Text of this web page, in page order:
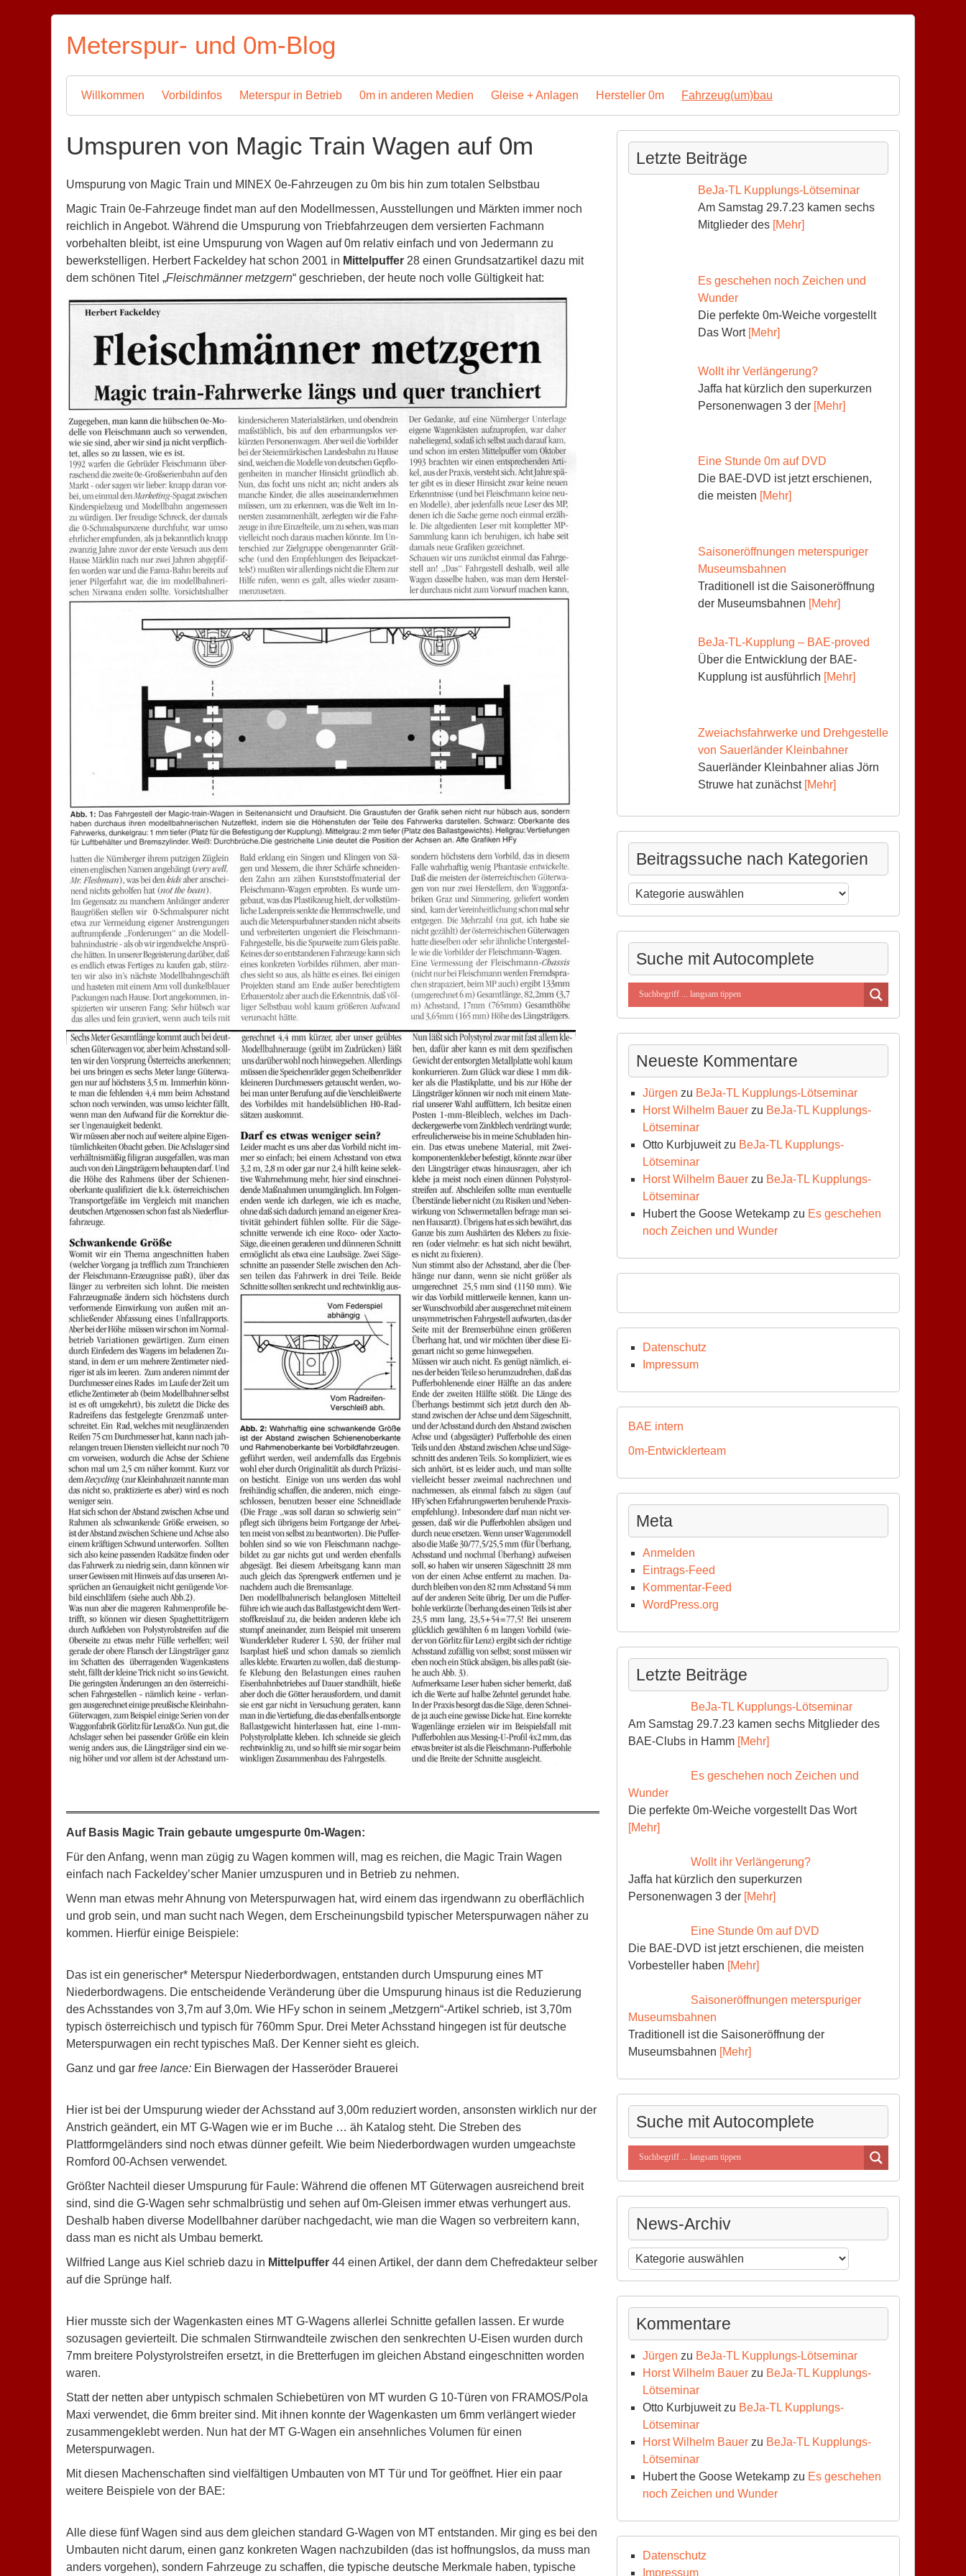
Meterspur- und 0m-Blog
Willkommen Vorbildinfos Meterspur in Betrieb 0m in anderen Medien Gleise + Anlagen Hersteller 0m Fahrzeug(um)bau
Umspuren von Magic Train Wagen auf 0m
Umspurung von Magic Train und MINEX 0e-Fahrzeugen zu 0m bis hin zum totalen Selbstbau
Magic Train 0e-Fahrzeuge findet man auf den Modellmessen, Ausstellungen und Märkten immer noch
reichlich in Angebot. Während die Umspurung von Triebfahrzeugen dem versierten Fachmann
vorbehalten bleibt, ist eine Umspurung von Wagen auf 0m relativ einfach und von Jedermann zu
bewerkstelligen. Herbert Fackeldey hat schon 2001 in Mittelpuffer 28 einen Grundsatzartikel dazu mit
dem schönen Titel „Fleischmänner metzgern“ geschrieben, der heute noch volle Gültigkeit hat:
Auf Basis Magic Train gebaute umgespurte 0m-Wagen:
Für den Anfang, wenn man zügig zu Wagen kommen will, mag es reichen, die Magic Train Wagen
einfach nach Fackeldey’scher Manier umzuspuren und in Betrieb zu nehmen.
Wenn man etwas mehr Ahnung von Meterspurwagen hat, wird einem das irgendwann zu oberflächlich
und grob sein, und man sucht nach Wegen, dem Erscheinungsbild typischer Meterspurwagen näher zu
kommen. Hierfür einige Beispiele:
Das ist ein generischer* Meterspur Niederbordwagen, entstanden durch Umspurung eines MT
Niederbordwagens. Die entscheidende Veränderung über die Umspurung hinaus ist die Reduzierung
des Achsstandes von 3,7m auf 3,0m. Wie HFy schon in seinem „Metzgern“-Artikel schrieb, ist 3,70m
typisch österreichisch und typisch für 760mm Spur. Drei Meter Achsstand hingegen ist für deutsche
Meterspurwagen ein recht typisches Maß. Der Kenner sieht es gleich.
Ganz und gar free lance: Ein Bierwagen der Hasseröder Brauerei
Hier ist bei der Umspurung wieder der Achsstand auf 3,00m reduziert worden, ansonsten wirklich nur der
Anstrich geändert, ein MT G-Wagen wie er im Buche … äh Katalog steht. Die Streben des
Plattformgeländers sind noch etwas dünner gefeilt. Wie beim Niederbordwagen wurden umgeachste
Romford 00-Achsen verwendet.
Größter Nachteil dieser Umspurung für Faule: Während die offenen MT Güterwagen ausreichend breit
sind, sind die G-Wagen sehr schmalbrüstig und sehen auf 0m-Gleisen immer etwas verhungert aus.
Deshalb haben diverse Modellbahner darüber nachgedacht, wie man die Wagen so verbreitern kann,
dass man es nicht als Umbau bemerkt.
Wilfried Lange aus Kiel schrieb dazu in Mittelpuffer 44 einen Artikel, der dann dem Chefredakteur selber
auf die Sprünge half.
Hier musste sich der Wagenkasten eines MT G-Wagens allerlei Schnitte gefallen lassen. Er wurde
sozusagen gevierteilt. Die schmalen Stirnwandteile zwischen den senkrechten U-Eisen wurden durch
7mm breitere Polystyrolstreifen ersetzt, in die Bretterfugen im gleichen Abstand eingeschnitten worden
waren.
Statt der netten aber untypisch schmalen Schiebetüren von MT wurden G 10-Türen von FRAMOS/Pola
Maxi verwendet, die 6mm breiter sind. Mit ihnen konnte der Wagenkasten um 6mm verlängert wieder
zusammengeklebt werden. Nun hat der MT G-Wagen ein ansehnliches Volumen für einen
Meterspurwagen.
Mit diesen Machenschaften sind vielfältigen Umbauten von MT Tür und Tor geöffnet. Hier ein paar
weitere Beispiele von der BAE:
Alle diese fünf Wagen sind aus dem gleichen standard G-Wagen von MT entstanden. Mir ging es bei den
Umbauten nicht darum, einen ganz konkreten Wagen nachzubilden (das ist hoffnungslos, da muss man
anders vorgehen), sondern Fahrzeuge zu schaffen, die typische deutsche Merkmale haben, typische
Letzte Beiträge
BeJa-TL Kupplungs-Lötseminar
Am Samstag 29.7.23 kamen sechs
Mitglieder des [Mehr]
Es geschehen noch Zeichen und
Wunder
Die perfekte 0m-Weiche vorgestellt
Das Wort [Mehr]
Wollt ihr Verlängerung?
Jaffa hat kürzlich den superkurzen
Personenwagen 3 der [Mehr]
Eine Stunde 0m auf DVD
Die BAE-DVD ist jetzt erschienen,
die meisten [Mehr]
Saisoneröffnungen meterspuriger
Museumsbahnen
Traditionell ist die Saisoneröffnung
der Museumsbahnen [Mehr]
BeJa-TL-Kupplung – BAE-proved
Über die Entwicklung der BAE-
Kupplung ist ausführlich [Mehr]
Zweiachsfahrwerke und Drehgestelle
von Sauerländer Kleinbahner
Sauerländer Kleinbahner alias Jörn
Struwe hat zunächst [Mehr]
Beitragssuche nach Kategorien
Beitragssuche
nach
Suche mit Autocomplete
Neueste Kommentare
Jürgen zu BeJa-TL Kupplungs-Lötseminar
Horst Wilhelm Bauerzu BeJa-TL Kupplungs-
Lötseminar
Otto Kurbjuweitzu BeJa-TL Kupplungs-
Lötseminar
Horst Wilhelm Bauerzu BeJa-TL Kupplungs-
Lötseminar
Hubert the Goose Wetekampzu Es geschehen
noch Zeichen und Wunder
Datenschutz
Impressum
BAE intern
0m-Entwicklerteam
Meta
Anmelden
Eintrags-Feed
Kommentar-Feed
WordPress.org
Letzte Beiträge
BeJa-TL Kupplungs-Lötseminar
Am Samstag 29.7.23 kamen sechs Mitglieder des
BAE-Clubs in Hamm [Mehr]
Es geschehen noch Zeichen und
Wunder
Die perfekte 0m-Weiche vorgestellt Das Wort
[Mehr]
Wollt ihr Verlängerung?
Jaffa hat kürzlich den superkurzen
Personenwagen 3 der [Mehr]
Eine Stunde 0m auf DVD
Die BAE-DVD ist jetzt erschienen, die meisten
Vorbesteller haben [Mehr]
Saisoneröffnungen meterspuriger
Museumsbahnen
Traditionell ist die Saisoneröffnung der
Museumsbahnen [Mehr]
Suche mit Autocomplete
News-Archiv
News-
Archiv
Kommentare
Jürgen zu BeJa-TL Kupplungs-Lötseminar
Horst Wilhelm Bauerzu BeJa-TL Kupplungs-
Lötseminar
Otto Kurbjuweitzu BeJa-TL Kupplungs-
Lötseminar
Horst Wilhelm Bauerzu BeJa-TL Kupplungs-
Lötseminar
Hubert the Goose Wetekampzu Es geschehen
noch Zeichen und Wunder
Datenschutz
Impressum